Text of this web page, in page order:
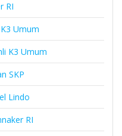
RI
Umum
K3 Umum
SKP
Lindo
RI